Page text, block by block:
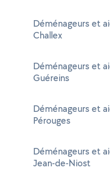
Déménageurs et
Challex
Déménageurs et
Guéreins
Déménageurs et
Pérouges
Déménageurs et
Jean-de-Niost